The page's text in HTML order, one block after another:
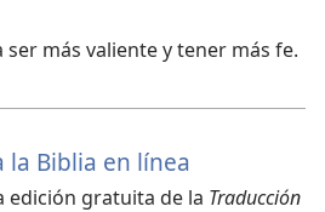
ser más valiente y tener más fe.
la Biblia en línea
edición gratuita de la Traducción